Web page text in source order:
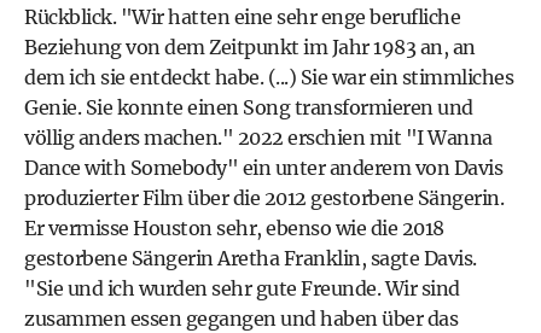
Rückblick. "Wir hatten eine sehr enge berufliche
Beziehung von dem Zeitpunkt im Jahr 1983 an, an
dem ich sie entdeckt habe. (...) Sie war ein stimmliches
Genie. Sie konnte einen Song transformieren und
völlig anders machen." 2022 erschien mit "I Wanna
Dance with Somebody" ein unter anderem von Davis
produzierter Film über die 2012 gestorbene Sängerin.
Er vermisse Houston sehr, ebenso wie die 2018
gestorbene Sängerin Aretha Franklin, sagte Davis.
"Sie und ich wurden sehr gute Freunde. Wir sind
zusammen essen gegangen und haben über das